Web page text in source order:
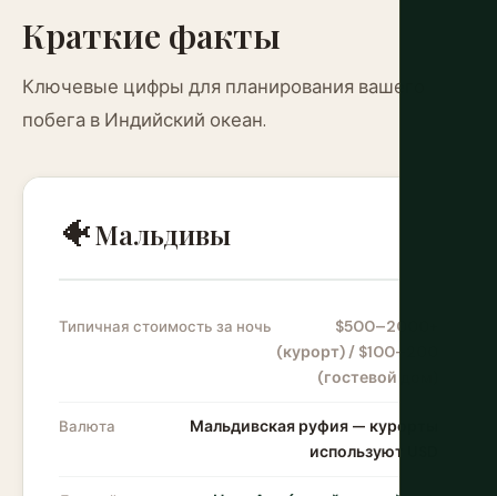
Краткие факты
Ключевые цифры для планирования вашего
побега в Индийский океан.
🐠Мальдивы
Типичная стоимость за ночь
$500–2000+
(курорт) / $100–200
(гостевой дом)
Валюта
Мальдивская руфия — курорты
используют USD